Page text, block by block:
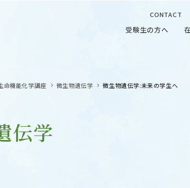
CONTACT
受験生の方へ
命機能化学講座 微生物遺伝学 微生物遺伝学:未来の学生へ
伝学